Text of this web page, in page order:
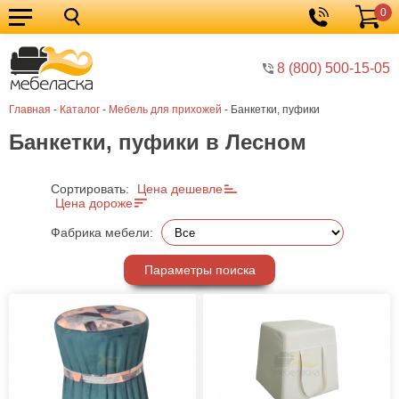
8 (800) 500-15-05
Корзина
0
Главная - Каталог - Мебель для прихожей - Банкетки, пуфики
Кухонные
гарнитуры
Мебель
для
кухни
Мебель
для
спальни
Кровати
Шкафы
Детская
гостиную
прихожей
Банкетки, пуфики в Лесном
Сортировать:
Цена дешевле
Цена дороже
Фабрика мебели:
Параметры поиска